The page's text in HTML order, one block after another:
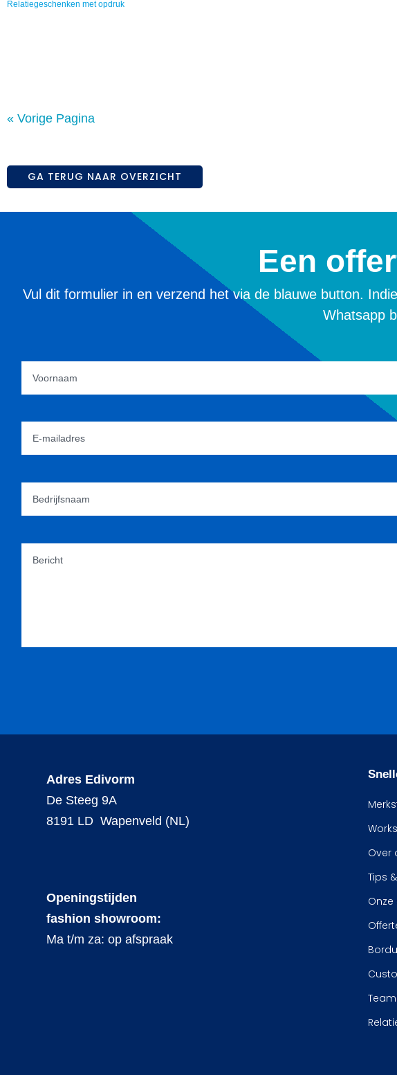
Relatiegeschenken met opdruk
« Vorige Pagina
GA TERUG NAAR OVERZICHT
Een
Vul dit formulier in en verzend het via de blauwe button.
Whatsapp
Adres Edivorm
De Steeg 9A
8191 LD Wapenveld (NL)
Openingstijden
fashion showroom:
Ma t/m za: op afspraak
Over
Tips